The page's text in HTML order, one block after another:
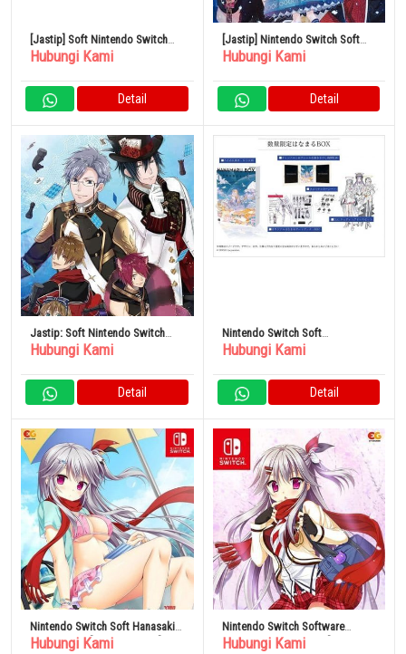
[Jastip] Soft Nintendo Switch
Collar x Malice Nintendo Switch
Hubungi Kami
Detail
[Jastip] Nintendo Switch Soft
Alice in Spades “Wonderful
Hubungi Kami
Detail
Jastip: Soft Nintendo Switch
Edisi Alice in Spades White &
Hubungi Kami
Detail
Nintendo Switch Soft
CRYMACHINA Hanamaru BOX
Hubungi Kami
Detail
Nintendo Switch Soft Hanasaki
Workspring! [Edisi Terbatas]
Hubungi Kami
Nintendo Switch Software
Hanasaki Workspring! [Edisi
Hubungi Kami